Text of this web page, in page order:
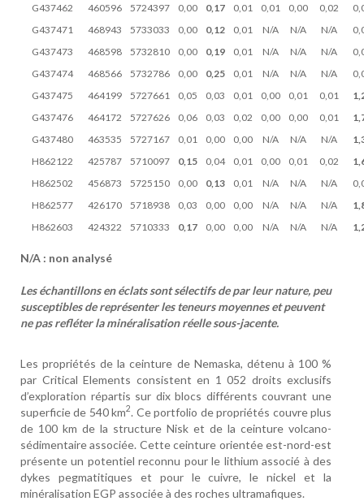
G437462
460596 5724397 0,00 0,17 0,01 0,01 0,00 0,02
G437471
468943 5733033 0,00 0,12 0,01 N/A N/A N/A
G437473
468598 5732810 0,00 0,19 0,01 N/A N/A N/A
G437474
468566 5732786 0,00 0,25 0,01 N/A N/A N/A
G437475
464199 5727661 0,05 0,03 0,01 0,00 0,01 0,01
G437476
464172 5727626 0,06 0,03 0,02 0,00 0,00 0,01
G437480
463535 5727167 0,01 0,00 0,00 N/A N/A N/A
H862122
425787 5710097 0,15 0,04 0,01 0,00 0,01 0,02
H862502
456873 5725150 0,00 0,13 0,01 N/A N/A N/A
H862577
426170 5718938 0,03 0,00 0,00 N/A N/A N/A
H862603
424322 5710333 0,17 0,00 0,00 N/A N/A N/A
N/A : non analysé
Les échantillons en éclats sont sélectifs de par leur nature, peu
susceptibles de représenter les teneurs moyennes et peuvent
ne pas refléter la minéralisation réelle sous-jacente.
Les propriétés de la ceinture de Nemaska, détenu à 100 %
par Critical Elements consistent en 1 052 droits exclusifs
d’exploration répartis sur dix blocs différents couvrant une
superficie de 540 km2. Ce portfolio de propriétés couvre plus
de 100 km de la structure Nisk et de la ceinture volcano-
sédimentaire associée. Cette ceinture orientée est-nord-est
présente un potentiel reconnu pour le lithium associé à des
dykes pegmatitiques et pour le cuivre, le nickel et la
minéralisation EGP associée à des roches ultramafiques.